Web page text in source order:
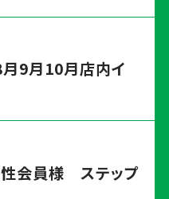
月9月10月店内イ
性会員様 ステップ